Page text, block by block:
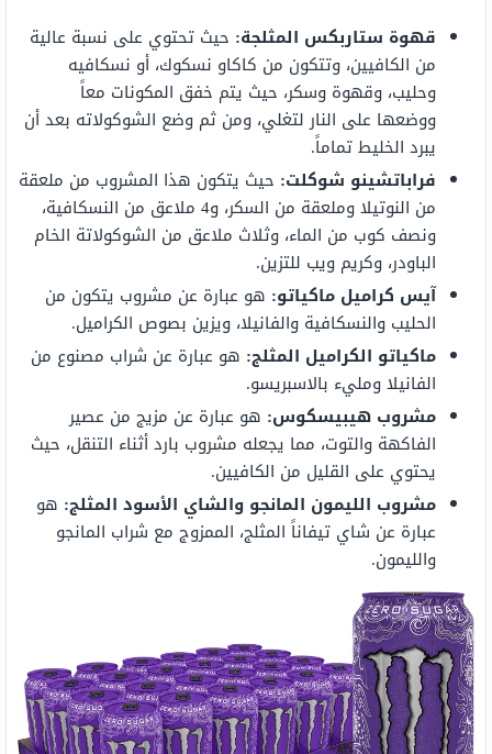
قهوة ستاربكس المثلجة: حيث تحتوي على نسبة عالية
من الكافيين، وتتكون من كاكاو نسكوك، أو نسكافيه
وحليب، وقهوة وسكر، حيث يتم خفق المكونات معاً
ووضعها على النار لتغلي، ومن ثم وضع الشوكولاته بعد أن
يبرد الخليط تماماً.
فراباتشينو شوكلت: حيث يتكون هذا المشروب من ملعقة
من النوتيلا وملعقة من السكر، و4 ملاعق من النسكافية،
ونصف كوب من الماء، وثلاث ملاعق من الشوكولاتة الخام
الباودر، وكريم ويب للتزين.
آيس كراميل ماكياتو: هو عبارة عن مشروب يتكون من
الحليب والنسكافية والفانيلا، ويزين بصوص الكراميل.
ماكياتو الكراميل المثلج: هو عبارة عن شراب مصنوع من
الفانيلا ومليء بالاسبريسو.
مشروب هيبيسكوس: هو عبارة عن مزيج من عصير
الفاكهة والتوت، مما يجعله مشروب بارد أثناء التنقل، حيث
يحتوي على القليل من الكافيين.
مشروب الليمون المانجو والشاي الأسود المثلج: هو
عبارة عن شاي تيفاناً المثلج، الممزوج مع شراب المانجو
والليمون.